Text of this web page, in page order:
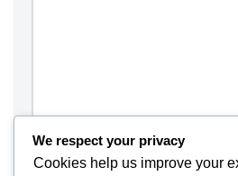
We respect your privacy
Cookies help us improve your